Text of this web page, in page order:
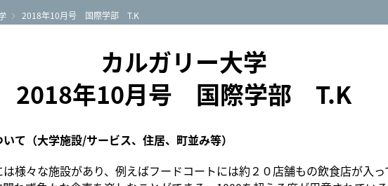
2018年10月号 国際学部 T.K
カルガリー大学
2018年10月号 国際学部 T.K
て（大学施設/サービス、住居、町並み等）
は様々な施設があり、例えばフードコートには約２０店舗もの飲食店が入っ